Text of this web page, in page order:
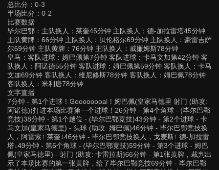
总比分：0-3
半场比分：0-2
比赛数据
毕尔巴鄂：主队换人：莱奎45分钟 主队换人：德-加拉雷塔45分钟
主队黄牌：66分钟 主队换人：贝伦格尔69分钟 主队换人：豪雷吉萨
尔69分钟 主队黄牌：76分钟 主队换人：威廉姆斯78分钟
皇马：客队进球：姆巴佩第7分钟 客队进球：卡马文加第42分钟 客
队换人：阿诺德55分钟 客队进球：姆巴佩第59分钟 客队换人：卡马
文加69分钟 客队换人：维尼修斯78分钟 客队换人：姆巴佩78分钟
客队换人：米利唐78分钟
文字直播
7分钟 - 第1个进球！Goooooooal！姆巴佩(皇家马德里 射门 (助攻:
阿诺德))打进本场比赛第一个进球！26分钟 - 第4个角球 - (毕尔巴鄂
竞技)38分钟 - 第1个越位 - (毕尔巴鄂竞技)43分钟 - 第2个进球 - 卡
马文加(皇家马德里) - 头球 (助攻: 姆巴佩)46分钟 - 毕尔巴鄂竞技换
人，阿雷索↑ 莱奎↓46分钟 - 毕尔巴鄂竞技换人，戈麦斯↑ 德-加拉雷
塔↓49分钟 - 第6个角球 - (毕尔巴鄂竞技)59分钟 - 第3个进球 - 姆巴
佩(皇家马德里) - 射门 (助攻: 卡雷拉斯)66分钟 - 第1张黄牌，裁判出
示了本场比赛的第一张黄牌，给了毕尔巴鄂竞技69分钟 - 毕尔巴鄂